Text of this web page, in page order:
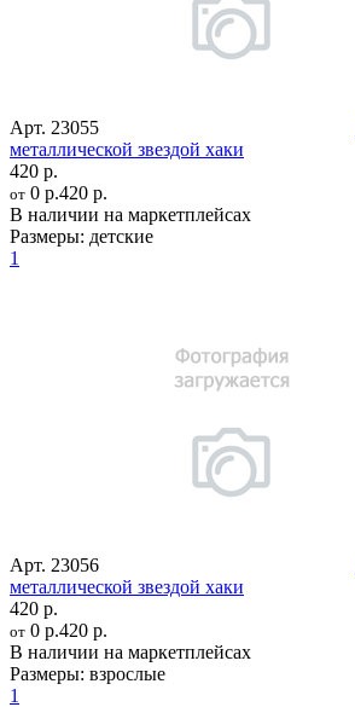
Арт. 23055
металлической звездой хаки
420 р.
от 0 р.420 р.
В наличии на маркетплейсах
Размеры: детские
1
Арт. 23056
металлической звездой хаки
420 р.
от 0 р.420 р.
В наличии на маркетплейсах
Размеры: взрослые
1